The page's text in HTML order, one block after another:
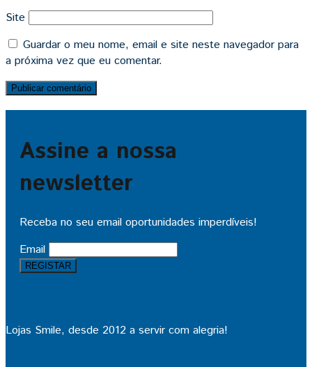
Site
Guardar o meu nome, email e site neste navegador para
a próxima vez que eu comentar.
Assine a nossa
newsletter
Receba no seu email oportunidades imperdíveis!
Email
Lojas Smile, desde 2012 a servir com alegria!